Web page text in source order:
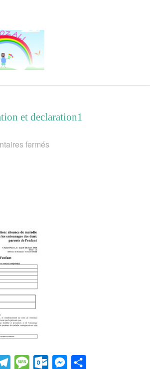
et declaration1
ferméssur
TelegramMessageOutlook.comMessenger